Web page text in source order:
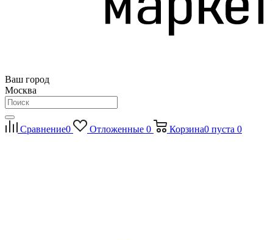
Ваш город
Москва
Сравнение0 Отложенные 0 Корзина0 пуста 0